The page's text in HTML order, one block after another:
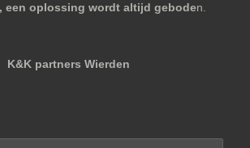
een oplossing wordt altijd geboden.
K&K partners Wierden